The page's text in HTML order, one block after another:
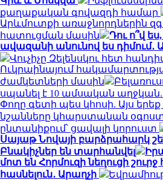
քաղաքական գովազդի համար
Արևմուտքի առաջնորդներին
հատուցման մասին
Դու ո՞վ
ավազանի անունով ես դիմում․
Վուչիչը Զելենսկու հետ
Ուկրաինայում
ժամկետների մասին
սպանել է 10 ամսական
Փողը գետի պես կհոսի. Այս
նշանները կհարստանան
ընտանիքում՝ ցավալի կորուստ
Սայաթ Նովայի բարձրահարկ
Բնակիչներ են տարհանվել
մոտ են Հորմուզի նեղուցի
հասնելուն․ Արաղչի